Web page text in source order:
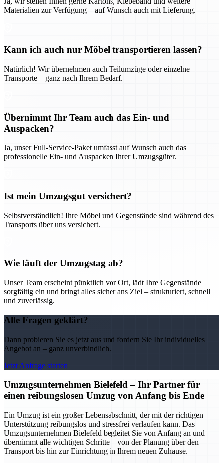
Materialien zur Verfügung – auf Wunsch auch mit Lieferung.
Kann ich auch nur Möbel transportieren lassen?
Natürlich! Wir übernehmen auch Teilumzüge oder einzelne
Transporte – ganz nach Ihrem Bedarf.
Übernimmt Ihr Team auch das Ein- und
Auspacken?
Ja, unser Full-Service-Paket umfasst auf Wunsch auch das
professionelle Ein- und Auspacken Ihrer Umzugsgüter.
Ist mein Umzugsgut versichert?
Selbstverständlich! Ihre Möbel und Gegenstände sind während des
Transports über uns versichert.
Wie läuft der Umzugstag ab?
Unser Team erscheint pünktlich vor Ort, lädt Ihre Gegenstände
sorgfältig ein und bringt alles sicher ans Ziel – strukturiert, schnell
und zuverlässig.
Alle Fragen geklärt?
Dann probieren Sie es jetzt aus und fordern Sie Ihr individuelles
Angebot an – ganz unverbindlich.
Jetzt Anfrage starten
Umzugsunternehmen Bielefeld – Ihr Partner für
einen reibungslosen Umzug von Anfang bis Ende
Ein Umzug ist ein großer Lebensabschnitt, der mit der richtigen
Unterstützung reibungslos und stressfrei verlaufen kann. Das
Umzugsunternehmen Bielefeld begleitet Sie von Anfang an und
übernimmt alle wichtigen Schritte – von der Planung über den
Transport bis hin zur Einrichtung in Ihrem neuen Zuhause.